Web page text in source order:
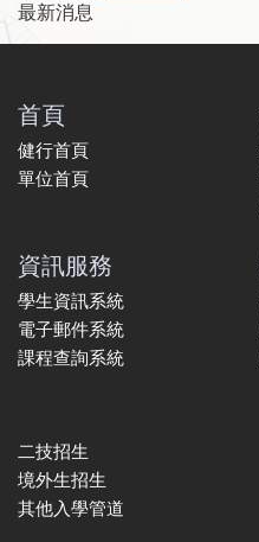
最新消息
首頁
健行首頁
單位首頁
資訊服務
學生資訊系統
電子郵件系統
課程查詢系統
二技招生
境外生招生
其他入學管道